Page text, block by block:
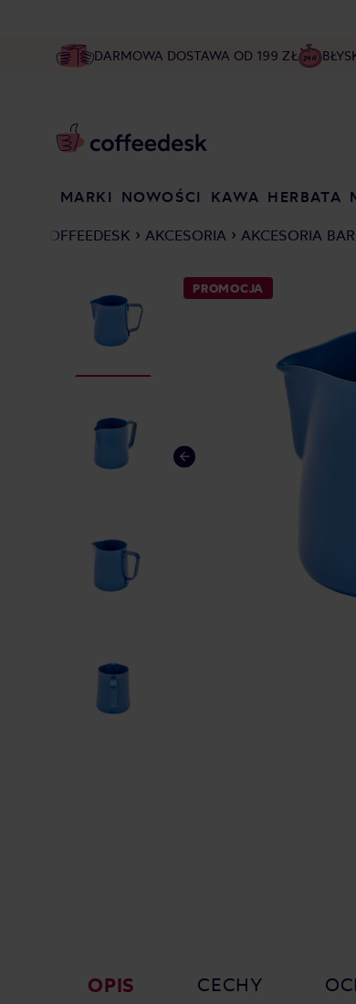
DARMOWA DOSTAWA OD 199 ZŁ
MARKI NOWOŚCI KAWA HERBATA
COFFEEDESK AKCESORIA AKCESORIA
PROMOCJA
OPIS CECHY